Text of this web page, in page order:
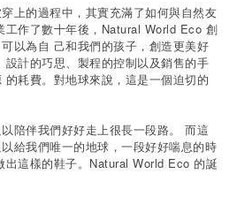
上的過程中，其實充滿了如何與自然友
工作了數十年後，Natural World Eco 創
以為自 己和我們的孩子，創造更美好
計的巧思、製程的控制以及銷售的手
耗費。對地球來說，這是一個迫切的
陪伴我們好好走上很長一段路。 而這
給我們唯一的地球，一段好好喘息的時
出這樣的鞋子。Natural World Eco 的誕